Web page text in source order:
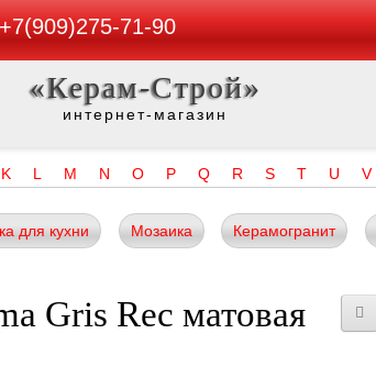
+7(909)275-71-90
«Керам-Строй»
интернет-магазин
K L M N O P Q R S T U V
для кухни Мозаика Керамогранит
Gris Rec матовая